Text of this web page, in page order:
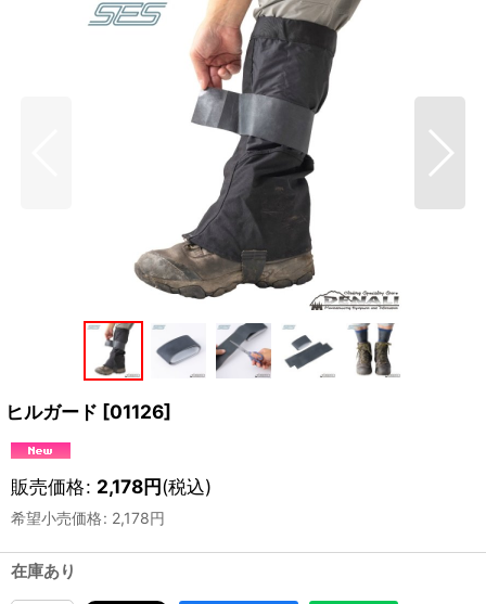
ヒルガード [01126]
販売価格: 2,178円(税込)
希望小売価格: 2,178円
在庫あり